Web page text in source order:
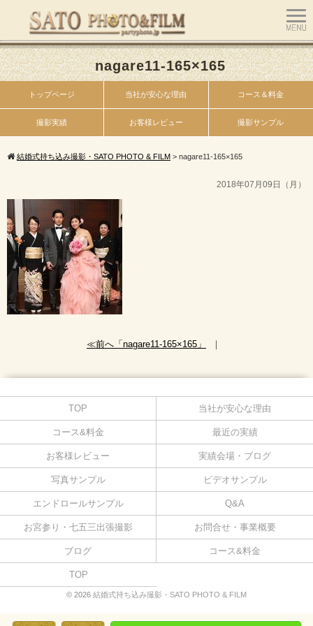
nagare11-165×165
トップページ 当社が安心な理由 コース＆料金
撮影実績 お客様レビュー 撮影サンプル
結婚式持ち込み撮影・SATO PHOTO & FILM > nagare11-165×165
2018年07月09日（月）
≪前へ「nagare11-165×165」 ｜
TOP 当社が安心な理由
コース&料金 最近の実績
お客様レビュー 実績会場・ブログ
写真サンプル ビデオサンプル
エンドロールサンプル Q&A
お宮参り・七五三出張撮影 お問合せ・事業概要
ブログ コース&料金
TOP
© 2026 結婚式持ち込み撮影・SATO PHOTO & FILM